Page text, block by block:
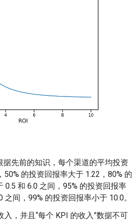
据先前的知识，每个渠道的平均投资
50% 的投资回报率大于 1.22，80% 的
0.5 和 6.0 之间，95% 的投资回报率
之间，99% 的投资回报率小于 10.0。
入，并且“每个 KPI 的收入”数据不可